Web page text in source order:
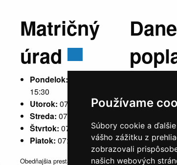
Používame
Súbory cookie a
vášho zážitku z
zobrazovali
našich webových
Matričný
úrad
Pondelok:
15:30
Utorok: 07:30 - 15:30
Streda: 07:30 - 17:00
Štvrtok: 07:30 - 15:30
Piatok: 07:30 - 14:00
Obedňajšia prestávka v trvaní 30
Utorok:
Streda:
Štvrtok: